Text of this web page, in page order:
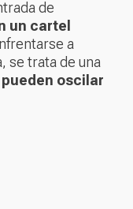
de
un cartel
a
se trata de una
oscilar